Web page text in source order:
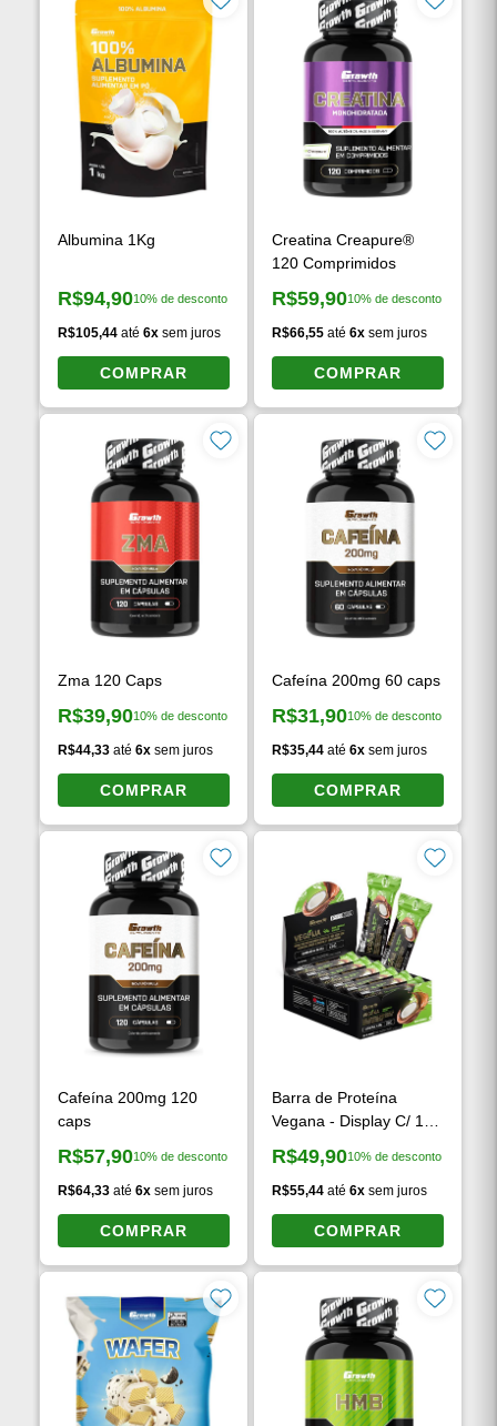
Albumina 1Kg
Preço à vista:
R$94,90
R$105,44até 6xsem juros
Creatina Creapure®
120 Comprimidos
Preço à vista:
R$59,90
R$66,55até6x sem juros
Zma 120 Caps
Preço à vista:
R$39,90
R$44,33até6x sem juros
Cafeína 200mg 60 caps
Preço à vista:
R$31,90
R$35,44até6x sem juros
Cafeína 200mg 120
caps
Preço à vista:
R$57,90
R$64,33até6x sem juros
Barra de Proteína
Vegana - Display C/ 12
Un
Preço à vista:
R$49,90
R$55,44até6x sem juros